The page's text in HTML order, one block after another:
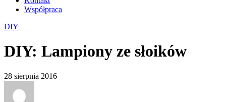
Współpraca
DIY
DIY: Lampiony ze słoików
28 sierpnia 2016